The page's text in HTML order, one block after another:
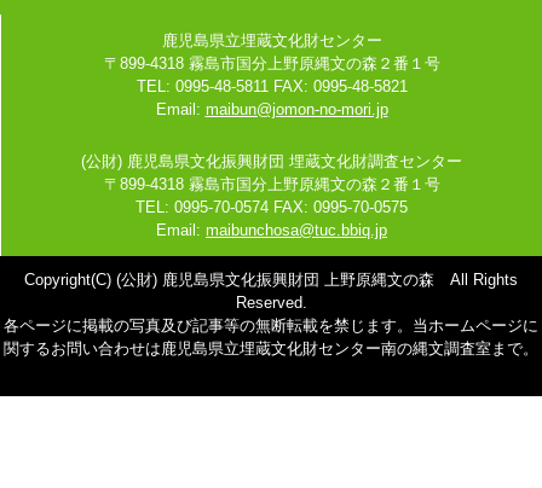
鹿児島県立埋蔵文化財センター
〒899-4318 霧島市国分上野原縄文の森２番１号
TEL: 0995-48-5811 FAX: 0995-48-5821
Email: maibun@jomon-no-mori.jp
(公財) 鹿児島県文化振興財団 埋蔵文化財調査センター
〒899-4318 霧島市国分上野原縄文の森２番１号
TEL: 0995-70-0574 FAX: 0995-70-0575
Email: maibunchosa@tuc.bbiq.jp
Copyright(C) (公財) 鹿児島県文化振興財団 上野原縄文の森 All Rights
Reserved.
各ページに掲載の写真及び記事等の無断転載を禁じます。当ホームページに
関するお問い合わせは鹿児島県立埋蔵文化財センター南の縄文調査室まで。